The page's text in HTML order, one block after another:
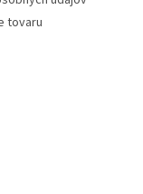
p
tovaru